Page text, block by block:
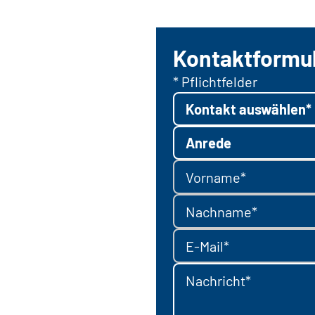
* Pflichtfelder
Kontakt auswählen*
Anrede
Vorname*
Nachname*
E-Mail*
Nachricht*